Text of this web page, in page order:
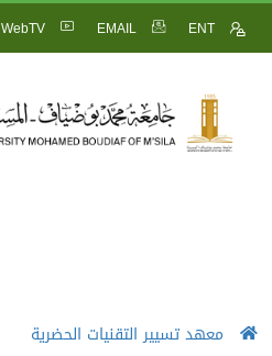
ENT
EMAIL
WebTV
معهد تسيير التقنيات الحضرية